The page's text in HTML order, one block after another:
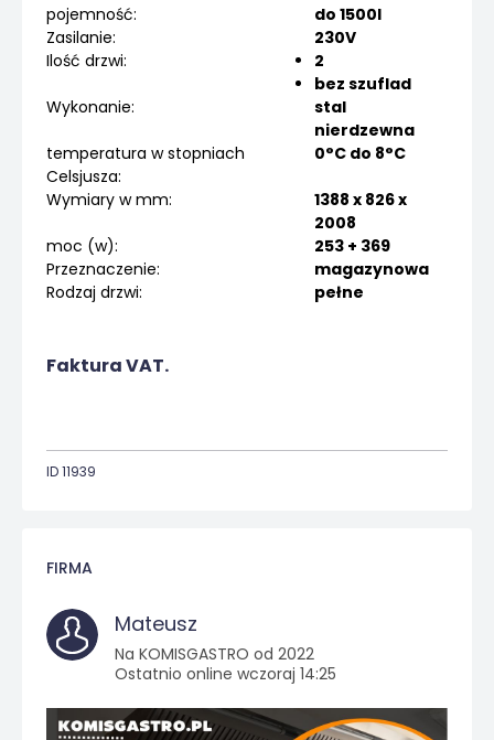
pojemność:
do 1500l
Zasilanie:
230V
Ilość drzwi:
2
bez szuflad
Wykonanie:
stal
nierdzewna
temperatura w stopniach
Celsjusza:
0°C do 8°C
Wymiary w mm:
1388 x 826 x
2008
moc (w):
253 + 369
Przeznaczenie:
magazynowa
Rodzaj drzwi:
pełne
Faktura VAT.
ID 11939
FIRMA
Mateusz
Na KOMISGASTRO od 2022
Ostatnio online wczoraj 14:25